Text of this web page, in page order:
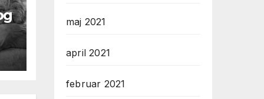
maj 2021
april 2021
februar 2021